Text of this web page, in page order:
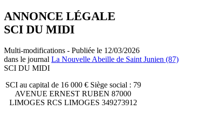
ANNONCE LÉGALE
SCI DU MIDI
Multi-modifications - Publiée le 12/03/2026
dans le journal La Nouvelle Abeille de Saint Junien (87)
SCI DU MIDI
SCI au capital de 16 000 € Siège social : 79
AVENUE ERNEST RUBEN 87000
LIMOGES RCS LIMOGES 349273912